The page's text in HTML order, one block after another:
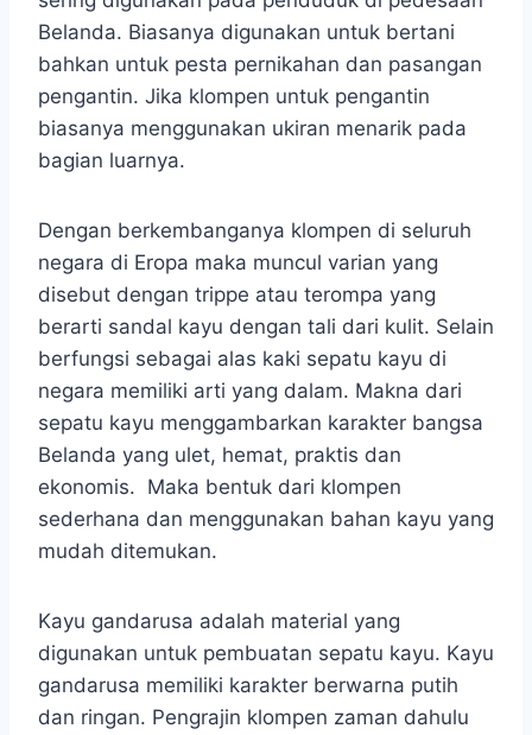
Belanda. Biasanya digunakan untuk bertani
bahkan untuk pesta pernikahan dan pasangan
pengantin. Jika klompen untuk pengantin
biasanya menggunakan ukiran menarik pada
bagian luarnya.
Dengan berkembanganya klompen di seluruh
negara di Eropa maka muncul varian yang
disebut dengan trippe atau terompa yang
berarti sandal kayu dengan tali dari kulit. Selain
berfungsi sebagai alas kaki sepatu kayu di
negara memiliki arti yang dalam. Makna dari
sepatu kayu menggambarkan karakter bangsa
Belanda yang ulet, hemat, praktis dan
ekonomis. Maka bentuk dari klompen
sederhana dan menggunakan bahan kayu yang
mudah ditemukan.
Kayu gandarusa adalah material yang
digunakan untuk pembuatan sepatu kayu. Kayu
gandarusa memiliki karakter berwarna putih
dan ringan. Pengrajin klompen zaman dahulu